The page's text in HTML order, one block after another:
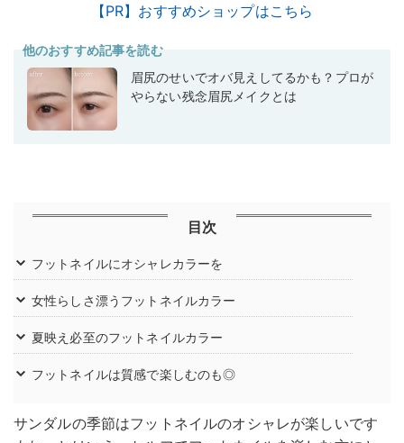
【PR】おすすめショップはこちら
他のおすすめ記事を読む
眉尻のせいでオバ見えしてるかも？プロが
やらない残念眉尻メイクとは
目次
フットネイルにオシャレカラーを
女性らしさ漂うフットネイルカラー
夏映え必至のフットネイルカラー
フットネイルは質感で楽しむのも◎
サンダルの季節はフットネイルのオシャレが楽しいです